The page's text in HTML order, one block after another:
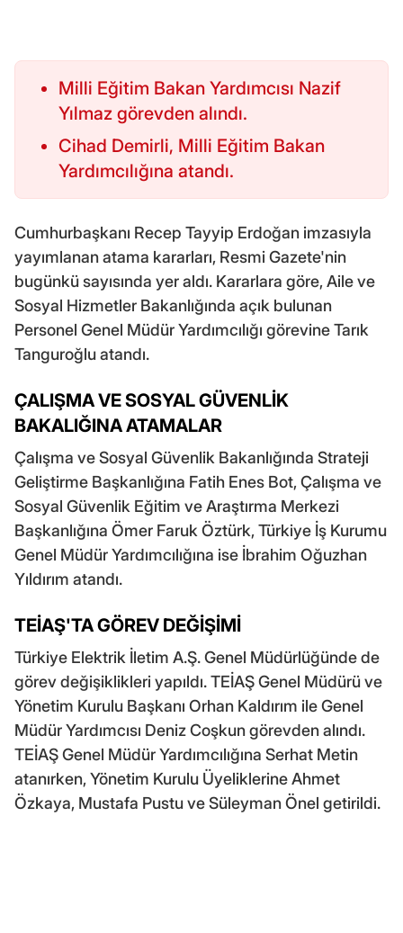
Milli Eğitim Bakan Yardımcısı Nazif
Yılmaz görevden alındı.
Cihad Demirli, Milli Eğitim Bakan
Yardımcılığına atandı.
Cumhurbaşkanı Recep Tayyip Erdoğan imzasıyla
yayımlanan atama kararları, Resmi Gazete'nin
bugünkü sayısında yer aldı. Kararlara göre, Aile ve
Sosyal Hizmetler Bakanlığında açık bulunan
Personel Genel Müdür Yardımcılığı görevine Tarık
Tanguroğlu atandı.
ÇALIŞMA VE SOSYAL GÜVENLİK
BAKALIĞINA ATAMALAR
Çalışma ve Sosyal Güvenlik Bakanlığında Strateji
Geliştirme Başkanlığına Fatih Enes Bot, Çalışma ve
Sosyal Güvenlik Eğitim ve Araştırma Merkezi
Başkanlığına Ömer Faruk Öztürk, Türkiye İş Kurumu
Genel Müdür Yardımcılığına ise İbrahim Oğuzhan
Yıldırım atandı.
TEİAŞ'TA GÖREV DEĞİŞİMİ
Türkiye Elektrik İletim A.Ş. Genel Müdürlüğünde de
görev değişiklikleri yapıldı. TEİAŞ Genel Müdürü ve
Yönetim Kurulu Başkanı Orhan Kaldırım ile Genel
Müdür Yardımcısı Deniz Coşkun görevden alındı.
TEİAŞ Genel Müdür Yardımcılığına Serhat Metin
atanırken, Yönetim Kurulu Üyeliklerine Ahmet
Özkaya, Mustafa Pustu ve Süleyman Önel getirildi.